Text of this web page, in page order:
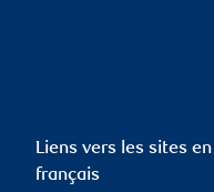
Liens vers les sites en
français